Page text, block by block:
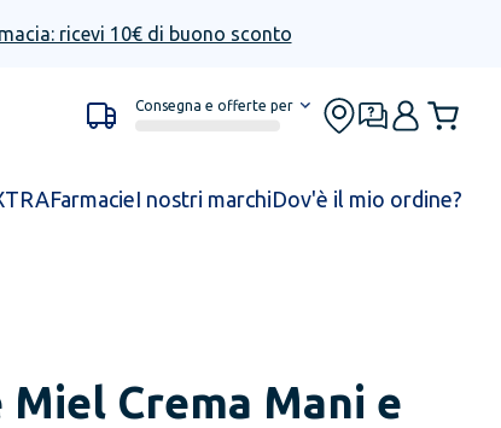
ricevi 10€ di buono sconto
Consegna e offerte per
FarmacieI nostri marchiDov'è il mio ordine?
Miel Crema Mani e